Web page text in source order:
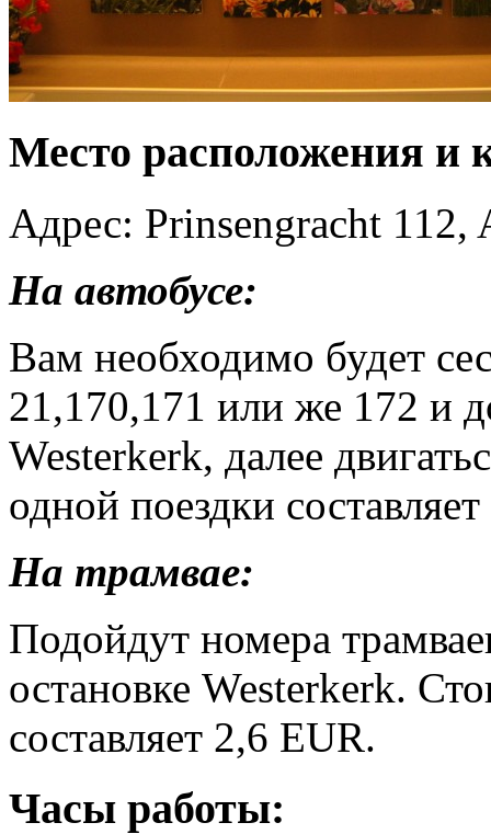
Место расположения и
Адрес: Prinsengracht 112,
На автобусе:
Вам необходимо будет
21,170,171 или же 172 и
Westerkerk, далее
одной поездки
На трамвае:
Подойдут номера
остановке Westerkerk.
составляет 2,6 EUR.
Часы работы: